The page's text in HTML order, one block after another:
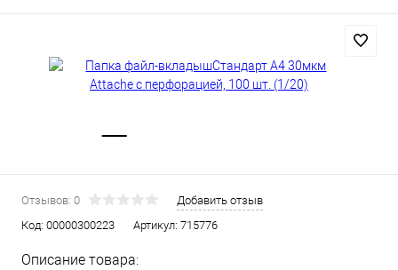
Отзывов: 0
Добавить отзыв
Код: 00000300223 Артикул: 715776
Описание товара: